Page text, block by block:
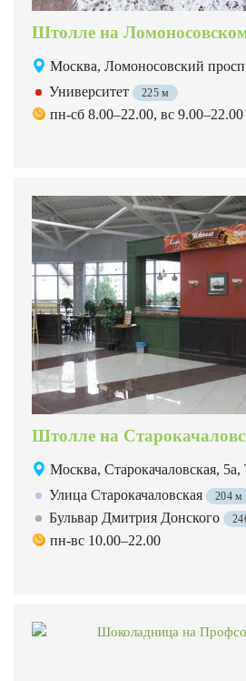
Штолле на
Москва, Ломоносовский
Университет
225 м
пн-сб 8.00–22.00, вс 9.00–22.00
Штолле на
Москва, Старокачаловская,
Улица Старокачаловская
204 м
Бульвар Дмитрия Донского
пн-вс 10.00–22.00